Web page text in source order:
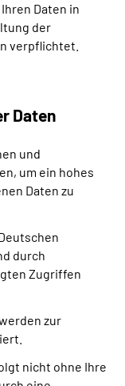
Daten in
der
verpflichtet.
Daten
und
um ein hohes
Daten zu
durch
Zugriffen
zur
nicht ohne Ihre